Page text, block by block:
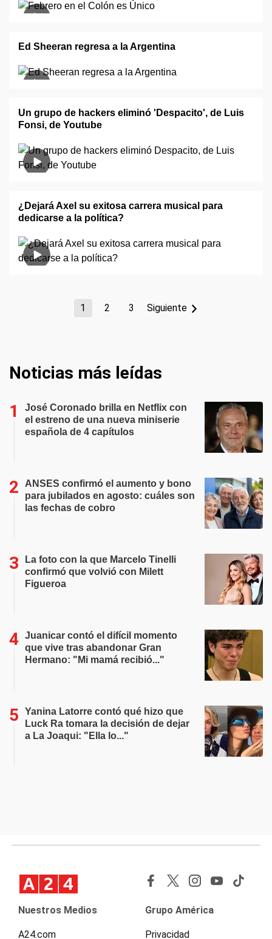
Ed Sheeran regresa a la Argentina
Un grupo de hackers eliminó 'Despacito', de Luis
Fonsi, de Youtube
¿Dejará Axel su exitosa carrera musical para
dedicarse a la política?
1 2 3 Siguiente
Noticias más leídas
José Coronado brilla en Netflix con
el estreno de una nueva miniserie
española de 4 capítulos
ANSES confirmó el aumento y bono
para jubilados en agosto: cuáles son
las fechas de cobro
La foto con la que Marcelo Tinelli
confirmó que volvió con Milett
Figueroa
Juanicar contó el difícil momento
que vive tras abandonar Gran
Hermano: "Mi mamá recibió..."
Yanina Latorre contó qué hizo que
Luck Ra tomara la decisión de dejar
a La Joaqui: "Ella lo..."
Nuestros Medios
A24.com
Grupo América
Privacidad